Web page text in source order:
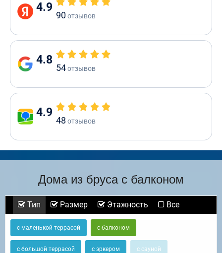
4.9
90отзывов
4.8
54отзывов
4.9
48 отзывов
Дома из бруса с балконом
Тип Размер Этажность Все
с маленькой террасой с балконом
с большой террасой с эркером с сауной